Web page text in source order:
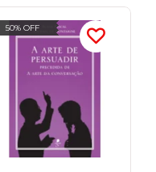
50% OFF